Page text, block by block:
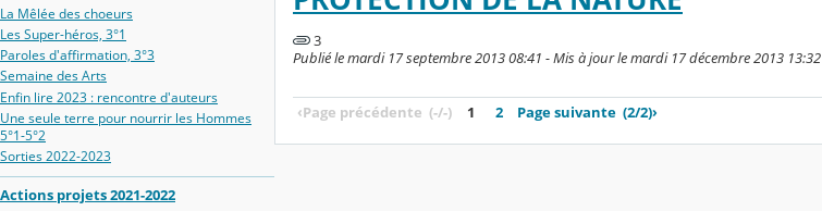
La Mêlée des choeurs
Les Super-héros, 3°1
Paroles d'affirmation, 3°3
Semaine des Arts
Enfin lire 2023 : rencontre d'auteurs
Une seule terre pour nourrir les Hommes
5°1-5°2
Sorties 2022-2023
Actions projets 2021-2022
3
Publié le mardi 17 septembre 2013 08:41 - Mis à jour le mardi 17 décembre 2013 13:32
‹Page précédente (-/-) 1 2 Page suivante (2/2)›